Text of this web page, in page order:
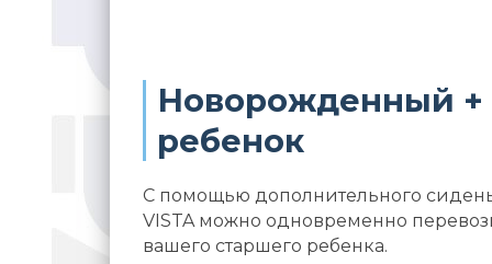
Новорожденный
ребенок
С помощью дополнительного
VISTA можно одновременно
вашего старшего ребенка.